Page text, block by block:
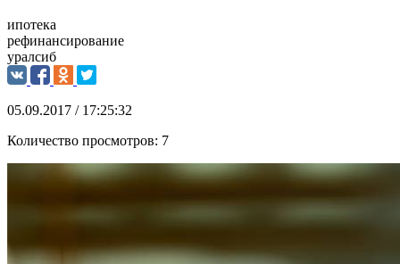
ипотека
рефинансирование
уралсиб
05.09.2017 / 17:25:32
Количество просмотров: 7